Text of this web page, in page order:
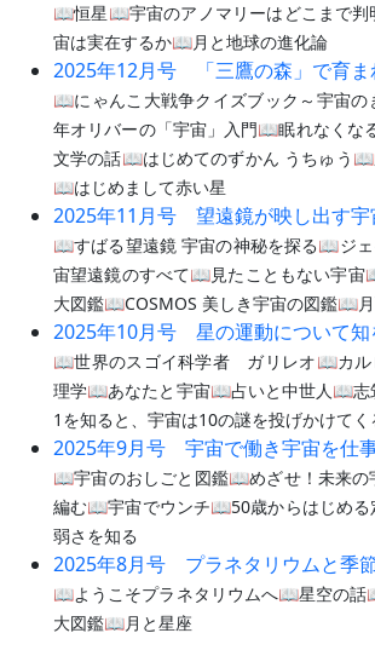
📖恒星📖宇宙のアノマリーはどこまで
宙は実在するか📖月と地球の進化論
2025年12月号 「三鷹の森」で育ま
📖にゃんこ大戦争クイズブック～宇宙
年オリバーの「宇宙」入門📖眠れなくな
文学の話📖はじめてのずかん うちゅう
📖はじめまして赤い星
2025年11月号 望遠鏡が映し出す宇
📖すばる望遠鏡 宇宙の神秘を探る📖ジ
宙望遠鏡のすべて📖見たこともない宇宙
大図鑑📖COSMOS 美しき宇宙の図鑑📖
2025年10月号 星の運動について知
📖世界のスゴイ科学者 ガリレオ📖カル
理学📖あなたと宇宙📖占いと中世人📖
1を知ると、宇宙は10の謎を投げかけてく
2025年9月号 宇宙で働き宇宙を仕
📖宇宙のおしごと図鑑📖めざせ！未来
編む📖宇宙でウンチ📖50歳からはじめ
弱さを知る
2025年8月号 プラネタリウムと季
📖ようこそプラネタリウムへ📖星空の
大図鑑📖月と星座